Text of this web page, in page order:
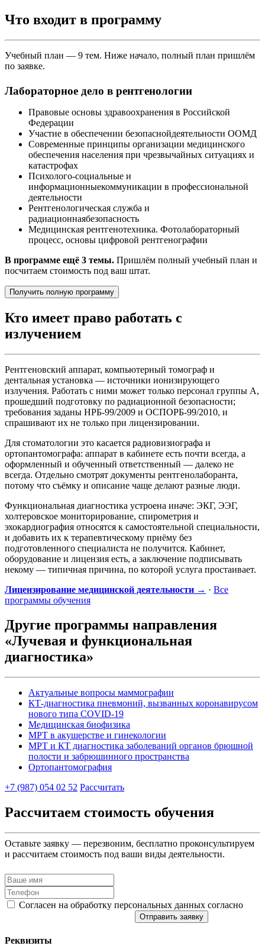
Что входит в программу
Учебный план — 9 тем. Ниже начало, полный план пришлём
по заявке.
Лабораторное дело в рентгенологии
Правовые основы здравоохранения в Российской
Федерации
Участие в обеспечении безопаснойдеятельности ООМД
Современные принципы организации медицинского
обеспечения населения при чрезвычайных ситуациях и
катастрофах
Психолого-социальные и
информационныекоммуникации в профессиональной
деятельности
Рентгенологическая служба и
радиационнаябезопасность
Медицинская рентгенотехника. Фотолабораторный
процесс, основы цифровой рентгенографии
В программе ещё 3 темы. Пришлём полный учебный план и
посчитаем стоимость под ваш штат.
Получить полную программу
Кто имеет право работать с
излучением
Рентгеновский аппарат, компьютерный томограф и
дентальная установка — источники ионизирующего
излучения. Работать с ними может только персонал группы А,
прошедший подготовку по радиационной безопасности;
требования заданы НРБ-99/2009 и ОСПОРБ-99/2010, и
спрашивают их не только при лицензировании.
Для стоматологии это касается радиовизиографа и
ортопантомографа: аппарат в кабинете есть почти всегда, а
оформленный и обученный ответственный — далеко не
всегда. Отдельно смотрят документы рентгенолаборанта,
потому что съёмку и описание чаще делают разные люди.
Функциональная диагностика устроена иначе: ЭКГ, ЭЭГ,
холтеровское мониторирование, спирометрия и
эхокардиография относятся к самостоятельной специальности,
и добавить их к терапевтическому приёму без
подготовленного специалиста не получится. Кабинет,
оборудование и лицензия есть, а заключение подписывать
некому — типичная причина, по которой услуга простаивает.
Лицензирование медицинской деятельности → · Все
программы обучения
Другие программы направления
«Лучевая и функциональная
диагностика»
Актуальные вопросы маммографии
КТ-диагностика пневмоний, вызванных коронавирусом
нового типа COVID-19
Медицинская биофизика
МРТ в акушерстве и гинекологии
МРТ и КТ диагностика заболеваний органов брюшной
полости и забрюшинного пространства
Ортопантомография
+7 (987) 054 02 52 Рассчитать
Рассчитаем стоимость обучения
Оставьте заявку — перезвоним, бесплатно проконсультируем
и рассчитаем стоимость под ваши виды деятельности.
Согласен на обработку персональных данных согласно
Отправить заявку
Реквизиты